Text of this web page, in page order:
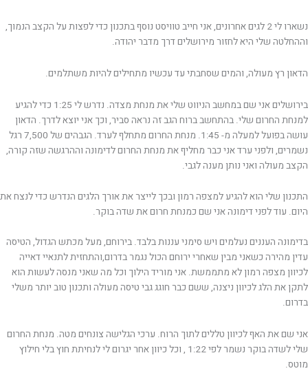
נשארו לי 2 לגים אחרונים, אני חייב טוויסט נוסף בתכנון כדי לפצות על הקצב הנמוך,
וההחלטה שלי היא לחזור מירושלים דרך מדבר יהודה.
הדאון רץ מעולה, והמים שסחבתי עד עכשיו מתחילים להיות משתלמים.
בירושלים אני שם במחשב הניווט שלי את מנחת מצדה. נדרש לי 1:25 כדי להגיע
למנחת החרום שלי. בהתחשב ברוח הגב זה נראה סביר, וכך אני יוצא לדרך. הדאון
עושה בפועל למעלה מ- 1:45. מנחת החרום מתחלף לערד. הגבהים של 7,500 רגל
נשמרים, ולפני ערד אני כבר מחליף את מנחת החרום לדימונה וההרגשה שזה קורה,
הקצב מעולה ואני נותן מענה לגבי.
התכנון שלי הוא להגיע למצפה רמון ובכך לייצר את אורך הלגים הנדרש כדי לנצח את
היום. עוד לפני דימונה אני שם כמנחת חרום את שדה בוקר.
בדימונה העננים נעלמים ויש סימני עננות בלבד. בירוחם, מעל מכתש הגדול, הטיסה
עדין מהירה כשאני מבין שאחרי ירוחם הכול נגמר בדרום,והתחזית לתנאיי דאייה
לכיוון מצפה רמון לא מתממשת. אני מוריד הילוך וכל מה שאני מנסה לעשות הוא
לתקן את הלג לכיוון ניצנה, ששם כבר חוגג גבי טיסה מעולה ותכנון טוב יותר משלי
בדרום.
אני שם את האף לכיוון טללים לתוך הרוח. ערכי הגלישה צונחים מטה. מנחת החרום
שלי לשדה בוקר נשמר לפי 1:22 , וכל כיוון אחר יגרום לי לנחיתת חוץ בלי חילוץ
מוטס.